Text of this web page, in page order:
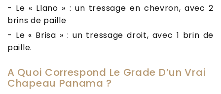
- Le « Llano » : un tressage en chevron, avec 2
brins de paille
- Le « Brisa » : un tressage droit, avec 1 brin de
paille.
A Quoi Correspond Le Grade D’un Vrai
Chapeau Panama ?